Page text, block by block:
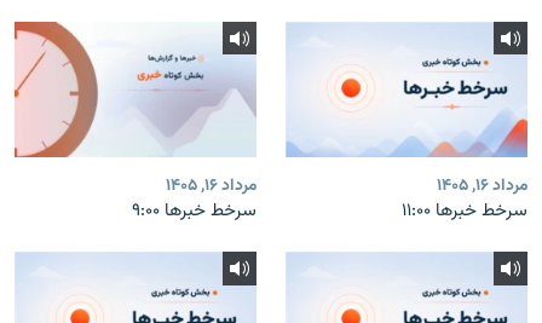
مرداد ۱۶, ۱۴۰۵
سرخط خبرها ۱۱:۰۰
مرداد ۱۶, ۱۴۰۵
سرخط خبرها ۹:۰۰